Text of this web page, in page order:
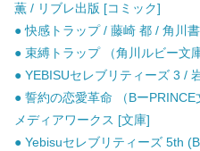
薫 / リブレ出版 [コミック]
● 快感トラップ / 藤崎 都 / 角川
● 束縛トラップ （角川ルビー文
● YEBISUセレブリティーズ 3 /
● 誓約の恋愛革命 （Bー
メディアワークス [文庫]
● Yebisuセレブリティーズ 5th